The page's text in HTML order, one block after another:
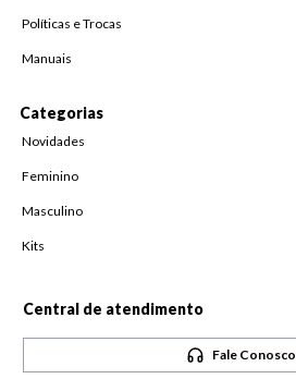
Políticas e Trocas
Manuais
Categorias
Novidades
Feminino
Masculino
Kits
Central de atendimento
Fale Conosco